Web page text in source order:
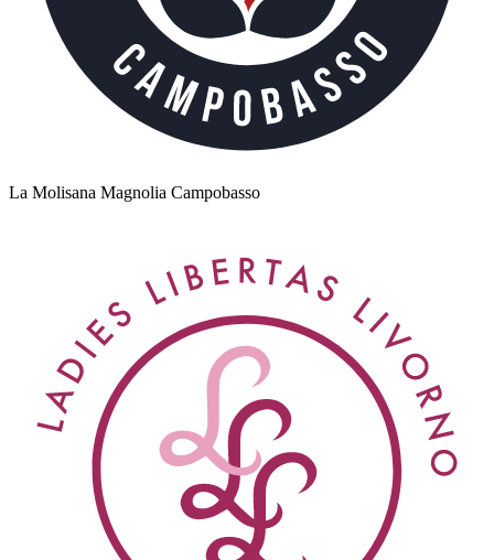
La Molisana Magnolia Campobasso